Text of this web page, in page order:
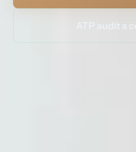
ATP audit a